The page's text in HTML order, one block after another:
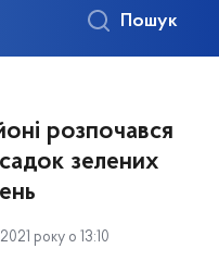
Пошук
розпочався
зелених
року о 13:10